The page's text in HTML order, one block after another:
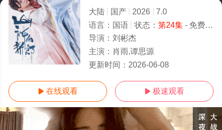
第24集
大陆 国产 2026
7.0
语言： 国语 状态： 第24集- 免费在线观看
导演： 刘彬杰
主演： 肖雨,谭思源
更新时间： 2026-06-08
 在线观看  极速观看